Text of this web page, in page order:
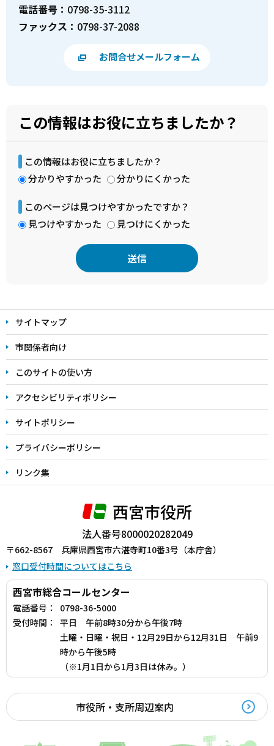
電話番号： 0798-35-3112
ファックス： 0798-37-2088
お問合せメールフォーム
この情報はお役に立ちましたか？
この情報はお役に立ちましたか？
分かりやすかった
分かりにくかった
このページは見つけやすかったですか？
見つけやすかった
見つけにくかった
文
こ
こ
ま
で
サイトマップ
市関係者向け
このサイトの使い方
アクセシビリティポリシー
サイトポリシー
プライバシーポリシー
リンク集
西宮市役所
法人番号8000020282049
〒662-8567 兵庫県西宮市六湛寺町10番3号（本庁舎）
窓口受付時間についてはこちら
西宮市総合コールセンター
電話番号：
0798-36-5000
受付時間：
平日 午前8時30分から午後7時
土曜・日曜・祝日・12月29日から12月31日 午前9
時から午後5時
（※1月1日から1月3日は休み。）
市役所・支所周辺案内